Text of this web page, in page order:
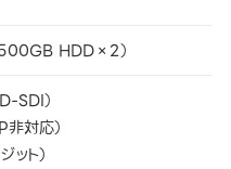
HDD×2）
SDI）
対応）
ト）